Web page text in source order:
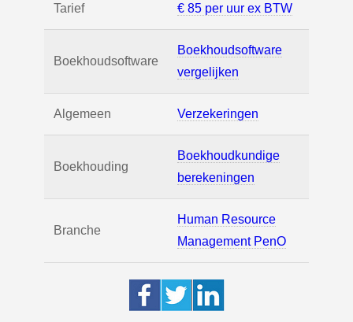
Tarief € 85 per uur ex BTW
Boekhoudsoftware
Boekhoudsoftware
vergelijken
Algemeen Verzekeringen
Boekhouding
Boekhoudkundige
berekeningen
Branche
Human Resource
Management PenO